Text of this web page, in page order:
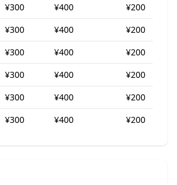
¥300 ¥400
¥200
¥300 ¥400
¥200
¥300 ¥400
¥200
¥300 ¥400
¥200
¥300 ¥400
¥200
¥300 ¥400 ¥200